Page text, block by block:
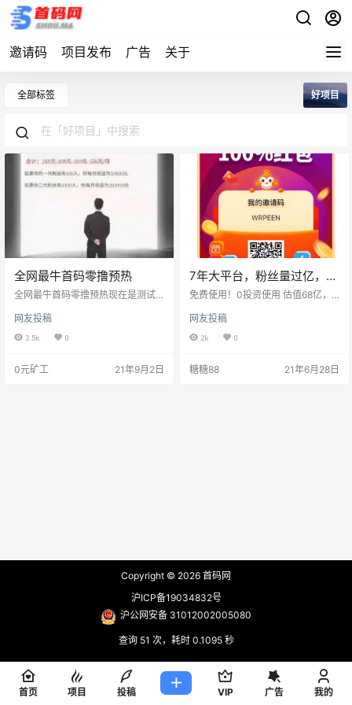
邀请码 项目发布 广告 关于
全部标签 好项目
全网最牛首码零撸预热
全网最牛首码零撸预热现在是测试
收益纯零撸收益平台 不需要看广
告，不签到不推广，不用实名认
秒提！小额秒提想做的私聊我 下载
网友投稿
3.5k 0
0元矿工 21年9月2日
7年大平台，粉丝量过亿，上
市公司老总投资，良心电商
免费使用！0投资使用 估值68亿，7
上市，上市公司我爱我家老总程俊
的平台 嗖嗖App可以让同样的钱花
🧧✔订电影票🧧 ✔拼多多购物🧧✔美
网友投稿
2k 0
糖糖88 21年6月28日
Copyright © 2026 首码网
沪ICP备19034832号
沪公网安备 31012002005080
查询 51 次，耗时 0.1095 秒
首页 项目 投稿 VIP 广告 我的